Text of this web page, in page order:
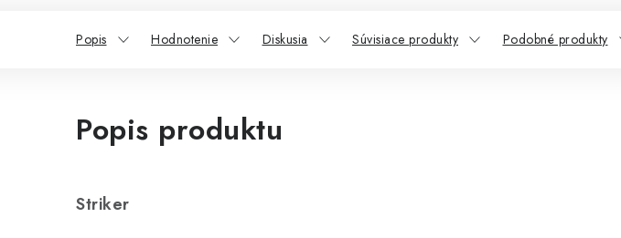
Popis Hodnotenie Diskusia Súvisiace produkty Podobné produkty
Popis produktu
Striker